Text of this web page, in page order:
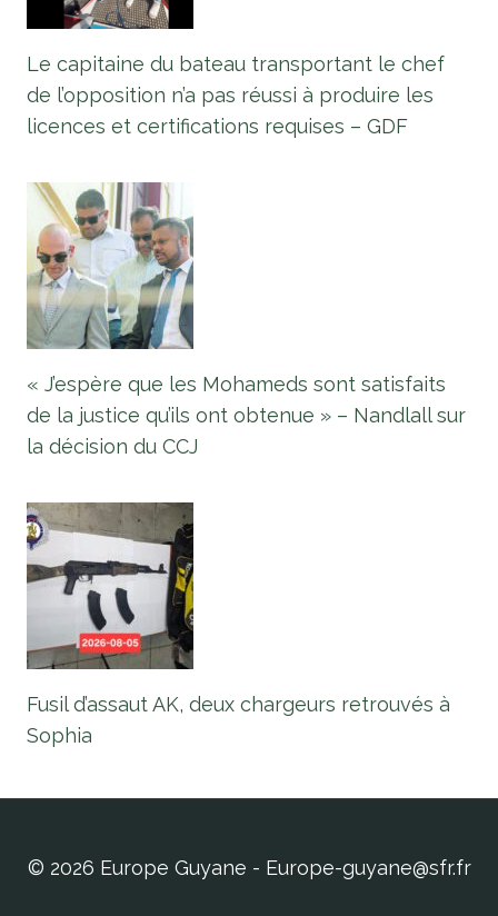
Le capitaine du bateau transportant le chef
de l’opposition n’a pas réussi à produire les
licences et certifications requises – GDF
« J’espère que les Mohameds sont satisfaits
de la justice qu’ils ont obtenue » – Nandlall sur
la décision du CCJ
Fusil d’assaut AK, deux chargeurs retrouvés à
Sophia
© 2026 Europe Guyane - Europe-guyane@sfr.fr